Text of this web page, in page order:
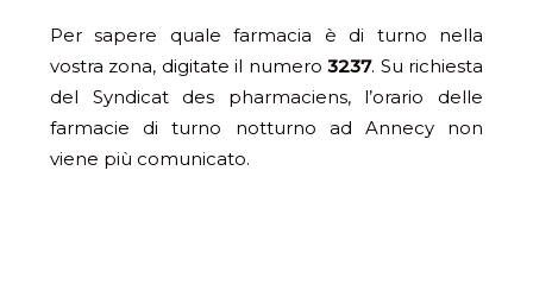
Per sapere quale farmacia è di turno nella
vostra zona, digitate il numero3237. Su richiesta
del Syndicat des pharmaciens, l’orario delle
farmacie di turno notturno ad Annecy non
viene più comunicato.